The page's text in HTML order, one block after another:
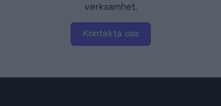
verksamhet.
Kontakta oss